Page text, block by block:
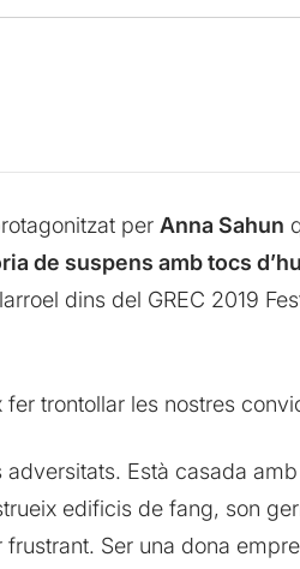
per Anna Sahun
de suspens amb tocs
dins del GREC 2019
trontollar les nostres
Està casada
edificis de fang, son
frustrant. Ser una dona